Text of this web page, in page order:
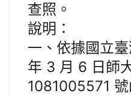
查照。
說明：
一、依據國立
年 3 月 6 日師
1081005571 號